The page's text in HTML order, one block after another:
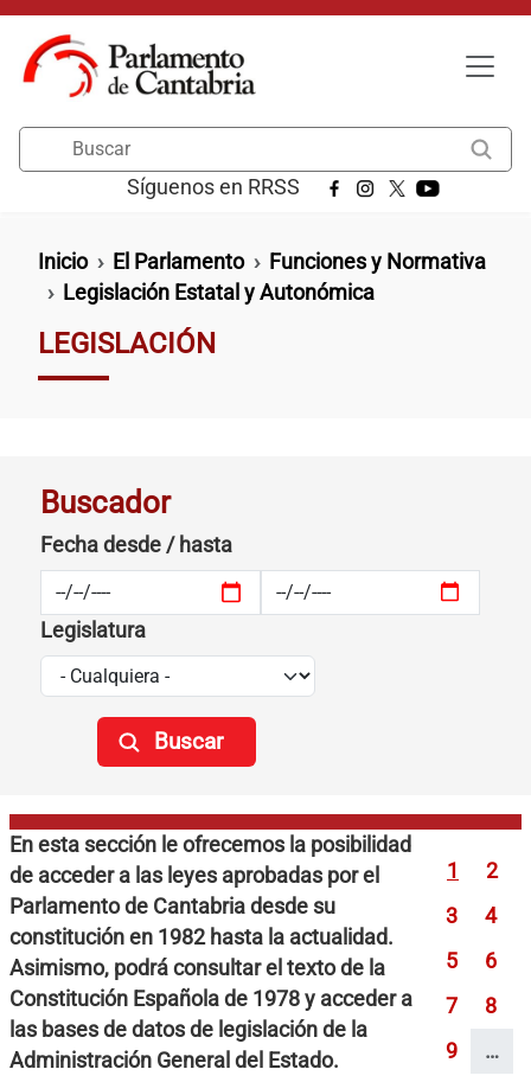
Pasar al contenido principal
Síguenos en RRSS
Ruta de navegación
Inicio El Parlamento
Funciones y Normativa
Legislación Estatal y Autonómica
LEGISLACIÓN
Buscador
Fecha desde / hasta
Legislatura
En esta sección le ofrecemos la posibilidad
de acceder a las leyes aprobadas por el
Parlamento de Cantabria desde su
constitución en 1982 hasta la actualidad.
Asimismo, podrá consultar el texto de la
Constitución Española de 1978 y acceder a
las bases de datos de legislación de la
Administración General del Estado.
Página
1
2
Página
3
4
Página
5
6
Página
7
8
Página
9
…